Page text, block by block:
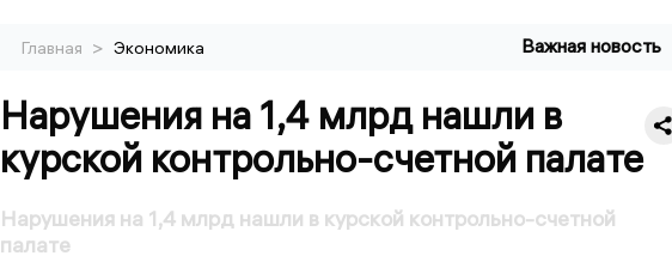
Главная > Экономика Важная новость
Нарушения на 1,4 млрд нашли в
курской контрольно-счетной палате
Нарушения на 1,4 млрд нашли в курской контрольно-счетной
палате